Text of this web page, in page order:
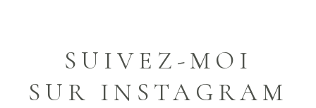
SUIVEZ-MOI
SUR INSTAGRAM